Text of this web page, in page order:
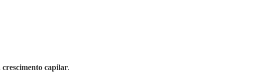
crescimento capilar.